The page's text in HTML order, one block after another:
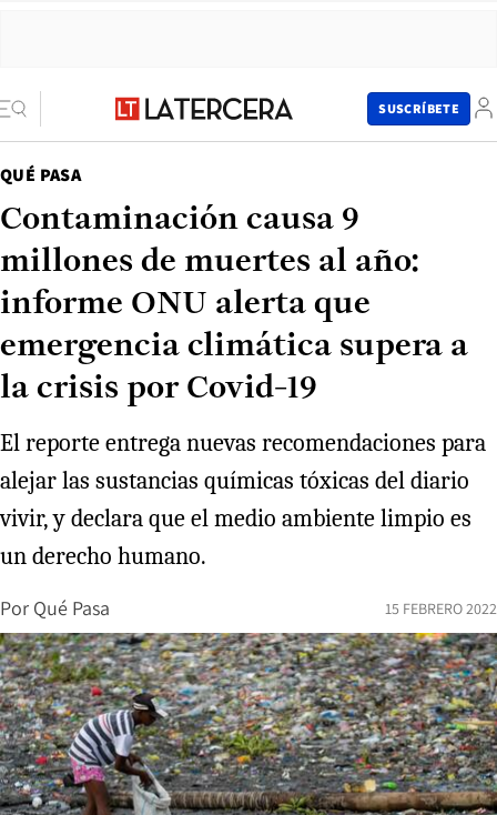
SUSCRÍBETE
QUÉ PASA
Contaminación causa 9
millones de muertes al año:
informe ONU alerta que
emergencia climática supera a
la crisis por Covid-19
El reporte entrega nuevas recomendaciones para
alejar las sustancias químicas tóxicas del diario
vivir, y declara que el medio ambiente limpio es
un derecho humano.
Por Qué Pasa 15 FEBRERO 2022